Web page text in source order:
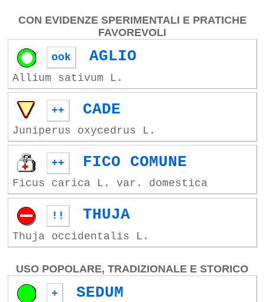
CON EVIDENZE SPERIMENTALI E PRATICHE
FAVOREVOLI
ook AGLIO
Allium sativum L.
++ CADE
Juniperus oxycedrus L.
++ FICO COMUNE
Ficus carica L. var. domestica
!! THUJA
Thuja occidentalis L.
USO POPOLARE, TRADIZIONALE E STORICO
+ SEDUM